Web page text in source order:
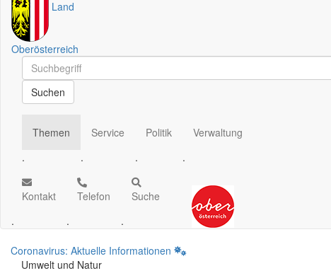
Land
Oberösterreich
Schnellsuche
Schnellsuche
Suchen
Themen
.
Service
.
Politik
.
Verwaltung
.
Kontakt
.
Telefon
.
Suche
.
Coronavirus: Aktuelle Informationen
Umwelt und Natur